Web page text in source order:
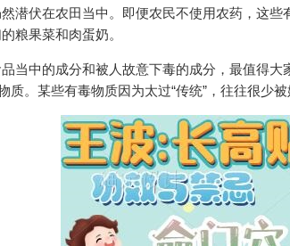
潜伏在农田当中。即便农民不使用农药，这
粮果菜和肉蛋奶。
当中的成分和被人故意下毒的成分，最值得
质。某些有毒物质因为太过“传统”，往往很少